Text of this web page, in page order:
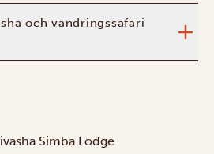
och vandringssafari
Simba Lodge